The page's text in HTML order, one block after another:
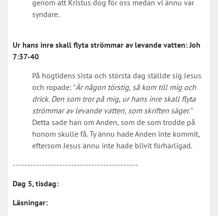
genom att Kristus dog för oss medan vi ännu var
syndare.
Ur hans inre skall flyta strömmar av levande vatten:Joh
7:37-40
På högtidens sista och största dag ställde sig Jesus
och ropade: "Är någon törstig, så kom till mig och
drick. Den som tror på mig, ur hans inre skall flyta
strömmar av levande vatten, som skriften säger."
Detta sade han om Anden, som de som trodde på
honom skulle få. Ty ännu hade Anden inte kommit,
eftersom Jesus ännu inte hade blivit förhärligad.
-------------------------------------------
Dag 5, tisdag:
Läsningar: